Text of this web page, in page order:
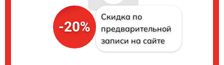
-20%
Скидка по
предварительной
записи на сайте